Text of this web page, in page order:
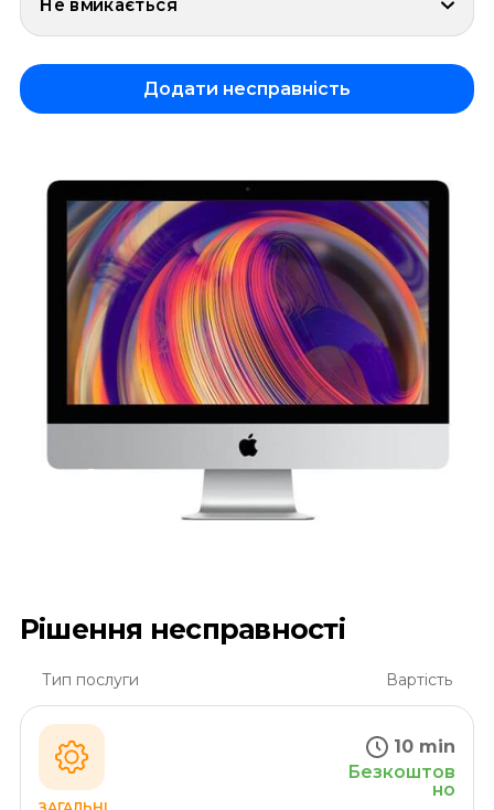
Не вмикається
Додати несправність
Рішення несправності
Тип послуги Вартість
10 min
Безкоштов
но